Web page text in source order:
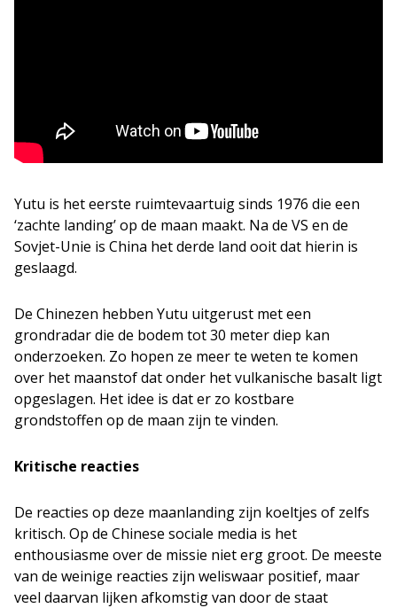
Yutu is het eerste ruimtevaartuig sinds 1976 die een
‘zachte landing’ op de maan maakt. Na de VS en de
Sovjet-Unie is China het derde land ooit dat hierin is
geslaagd.
De Chinezen hebben Yutu uitgerust met een
grondradar die de bodem tot 30 meter diep kan
onderzoeken. Zo hopen ze meer te weten te komen
over het maanstof dat onder het vulkanische basalt ligt
opgeslagen. Het idee is dat er zo kostbare
grondstoffen op de maan zijn te vinden.
Kritische reacties
De reacties op deze maanlanding zijn koeltjes of zelfs
kritisch. Op de Chinese sociale media is het
enthousiasme over de missie niet erg groot. De meeste
van de weinige reacties zijn weliswaar positief, maar
veel daarvan lijken afkomstig van door de staat